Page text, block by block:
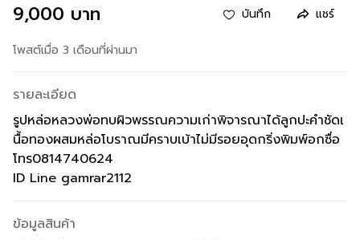
9,000 บาท
บันทึก แชร์
โพสต์เมื่อ 3 เดือนที่ผ่านมา
รายละเอียด
รูปหล่อหลวงพ่อทบผิวพรรณความเก่าพิจารณาได้ลูกปะคำชัดเ
นื้อทองผสมหล่อโบราณมีคราบเบ้าไม่มีรอยอุดกริ่งพิมพ์อกซื่อ
โทร0814740624
ID Line gamrar2112
ข้อมูลสินค้า